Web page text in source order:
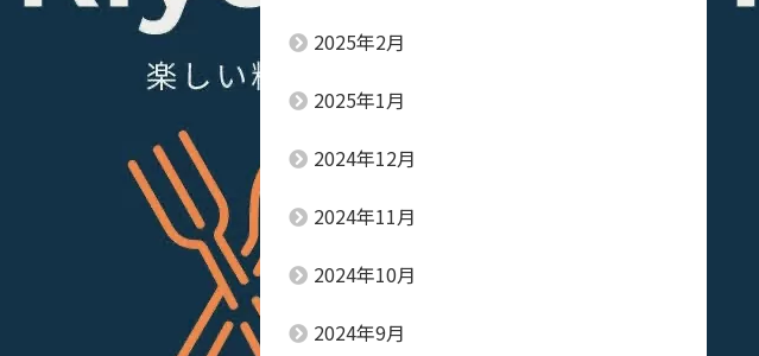
2025年2月
2025年1月
2024年12月
2024年11月
2024年10月
2024年9月